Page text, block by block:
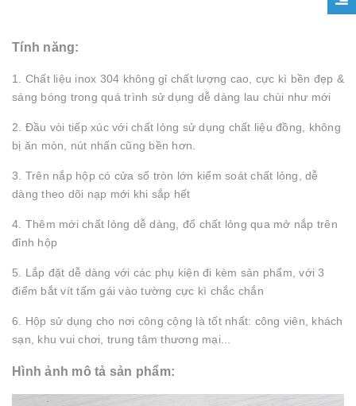
Tính năng:
1. Chất liệu inox 304 không gỉ chất lượng cao, cực kì bền đẹp &
sáng bóng trong quá trình sử dụng dễ dàng lau chùi như mới
2. Đầu vòi tiếp xúc với chất lỏng sử dụng chất liệu đồng, không
bị ăn mòn, nút nhấn cũng bền hơn.
3. Trên nắp hộp có cửa sổ tròn lớn kiểm soát chất lỏng, dễ
dàng theo dõi nạp mới khi sắp hết
4. Thêm mới chất lỏng dễ dàng, đổ chất lỏng qua mở nắp trên
đỉnh hộp
5. Lắp đặt dễ dàng với các phụ kiện đi kèm sản phẩm, với 3
điểm bắt vít tấm gái vào tường cực kì chắc chắn
6. Hộp sử dụng cho nơi công cộng là tốt nhất: công viên, khách
sạn, khu vui chơi, trung tâm thương mại...
Hình ảnh mô tả sản phẩm: